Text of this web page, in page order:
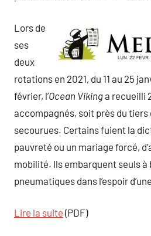
Lors de
ses
deux
rotations en 2021, du 11 au 25
février, l’Ocean Vikinga recueilli
accompagnés, soit près du tiers
secourues. Certains fuient la
pauvreté ou un mariage forcé,
mobilité. Ils embarquent seuls à
pneumatiques dans l’espoir
Lire la suite (PDF)